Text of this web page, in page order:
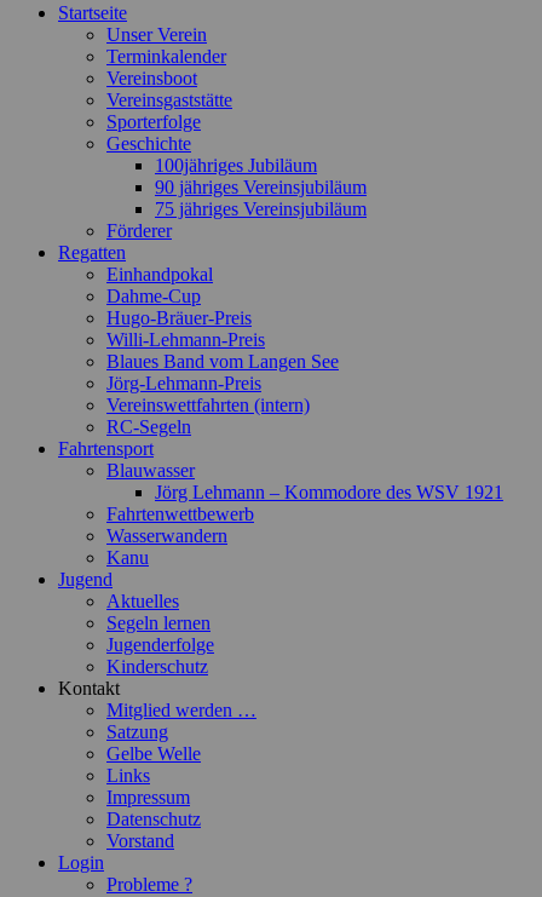
Zum
Startseite
Unser Verein
Terminkalender
Vereinsboot
Vereinsgaststätte
Sporterfolge
Geschichte
100jähriges Jubiläum
90 jähriges Vereinsjubiläum
75 jähriges Vereinsjubiläum
Förderer
Regatten
Einhandpokal
Dahme-Cup
Hugo-Bräuer-Preis
Willi-Lehmann-Preis
Blaues Band vom Langen See
Jörg-Lehmann-Preis
Vereinswettfahrten (intern)
RC-Segeln
Fahrtensport
Blauwasser
Jörg Lehmann – Kommodore des WSV 1921
Fahrtenwettbewerb
Wasserwandern
Kanu
Jugend
Aktuelles
Segeln lernen
Jugenderfolge
Kinderschutz
Kontakt
Mitglied werden …
Satzung
Gelbe Welle
Links
Impressum
Datenschutz
Vorstand
Login
Probleme ?